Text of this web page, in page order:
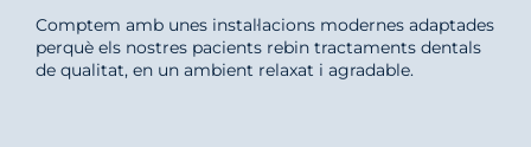
Comptem amb unes instal·lacions modernes adaptades
perquè els nostres pacients rebin tractaments dentals
de qualitat, en un ambient relaxat i agradable.